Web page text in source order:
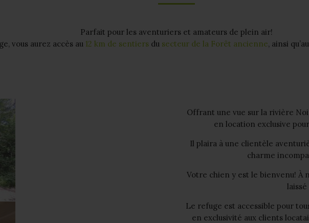
Parfait pour les aventuriers et amateurs de plein air!
vous aurez accès au 12 km de sentiersdu secteur de la Forêt ancienne, ainsi qu’au
Offrant une vue sur la rivière
en location exclusive
Il plaira à une clientèle
charme
Votre chien y est le bienvenu! À
laissé
Le refuge est accessible pour
en exclusivité aux clients